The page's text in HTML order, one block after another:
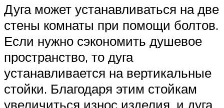
Дуга может устанавливаться на две
стены комнаты при помощи болтов.
Если нужно сэкономить душевое
пространство, то дуга
устанавливается на вертикальные
стойки. Благодаря этим стойкам
увеличиться износ изделия, и дуга